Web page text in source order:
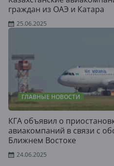
граждан из ОАЭ и Катара
25.06.2025
ГЛАВНЫЕ НОВОСТИ
КГА объявил о
авиакомпаний в связи с
Ближнем Востоке
24.06.2025